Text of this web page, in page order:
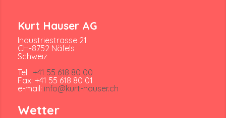
Kurt Hauser AG
Industriestrasse 21
CH-8752 Näfels
Schweiz
Tel: +41 55 618 80 00
Fax: +41 55 618 80 01
e-mail: info@kurt-hauser.ch
Wetter